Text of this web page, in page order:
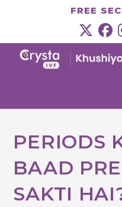
FREE
PERIODS
BAAD
SAKTI